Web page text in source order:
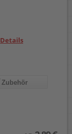
Details
Zubehör